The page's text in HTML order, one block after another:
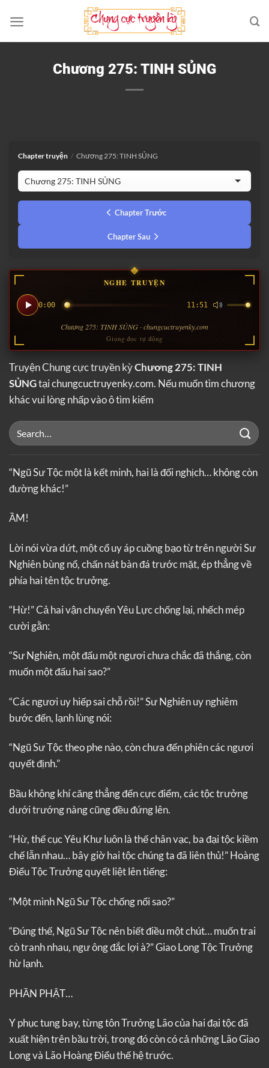
qua
nội
Chương 275: TINH SỦNG
Chapter truyện / Chương 275: TINH SỦNG
Chapter Trước
Chapter Sau
NGHE TRUYỆN
0:00 11:51
Chương 275: TINH SỦNG · chungcuctruyenky.com
Giọng đọc tự động
Truyện Chung cực truyền kỳChương 275: TINH
SỦNGtại chungcuctruyenky.com. Nếu muốn tìm chương
khác vui lòng nhấp vào ô tìm kiếm
“Ngũ Sư Tộc một là kết minh, hai là đối nghịch… không còn
đường khác!”
ẦM!
Lời nói vừa dứt, một cổ uy áp cuồng bạo từ trên người Sư
Nghiên bùng nổ, chấn nát bàn đá trước mặt, ép thẳng về
phía hai tên tộc trưởng.
“Hừ!” Cả hai vận chuyển Yêu Lực chống lại, nhếch mép
cười gằn:
“Sư Nghiên, một đấu một ngươi chưa chắc đã thắng, còn
muốn một đấu hai sao?”
“Các ngươi uy hiếp sai chỗ rồi!” Sư Nghiên uy nghiêm
bước đến, lạnh lùng nói:
“Ngũ Sư Tộc theo phe nào, còn chưa đến phiên các ngươi
quyết định.”
Bầu không khí căng thẳng đến cực điểm, các tộc trưởng
dưới trướng nàng cũng đều đứng lên.
“Hừ, thế cục Yêu Khư luôn là thế chân vạc, ba đại tộc kiềm
chế lẫn nhau… bây giờ hai tộc chúng ta đã liên thủ!” Hoàng
Điểu Tộc Trưởng quyết liệt lên tiếng:
“Một mình Ngũ Sư Tộc chống nổi sao?”
“Đúng thế, Ngũ Sư Tộc nên biết điều một chút… muốn trai
cò tranh nhau, ngư ông đắc lợi à?” Giao Long Tộc Trưởng
hừ lạnh.
PHẦN PHẬT…
Y phục tung bay, từng tôn Trưởng Lão của hai đại tộc đã
xuất hiện trên bầu trời, trong đó còn có cả những Lão Giao
Long và Lão Hoàng Điểu thế hệ trước.